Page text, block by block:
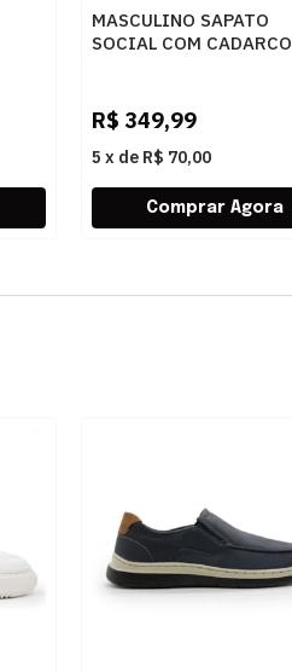
MASCULINO SAPATO
SOCIAL COM CADARCO
R$ 349,99
5 x de R$ 70,00